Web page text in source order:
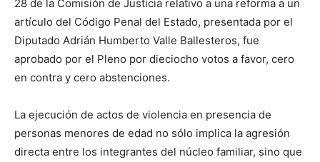
28 de la Comisión de Justicia relativo a una reforma a un
artículo del Código Penal del Estado, presentada por el
Diputado Adrián Humberto Valle Ballesteros, fue
aprobado por el Pleno por dieciocho votos a favor, cero
en contra y cero abstenciones.
La ejecución de actos de violencia en presencia de
personas menores de edad no sólo implica la agresión
directa entre los integrantes del núcleo familiar, sino que